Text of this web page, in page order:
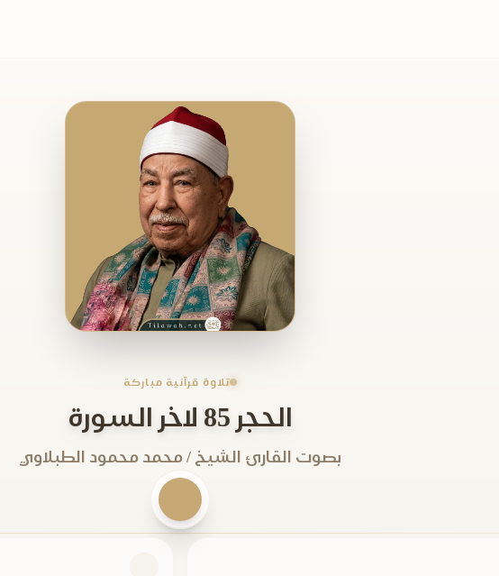
تلاوة قرآنية مباركة
الحجر 85 لاخر السورة
بصوت القارئ الشيخ / محمد محمود الطبلاوي